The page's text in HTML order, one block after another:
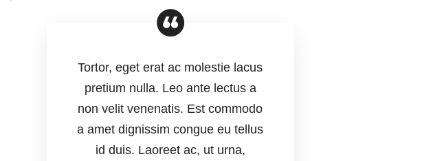
Tortor, eget erat ac molestie lacus
pretium nulla. Leo ante lectus a
non velit venenatis. Est commodo
a amet dignissim congue eu tellus
id duis. Laoreet ac, ut urna,